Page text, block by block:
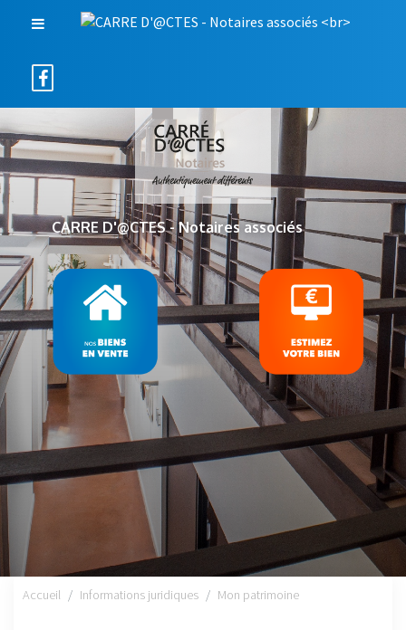
CARRE D'@CTES - Notaires associés
Accueil Informations juridiques Mon patrimoine